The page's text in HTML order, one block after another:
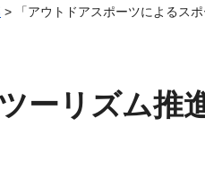
> 「アウトドアスポーツによるス
ーリズム推